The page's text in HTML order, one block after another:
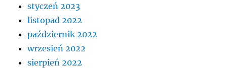
styczeń 2023
listopad 2022
październik 2022
wrzesień 2022
sierpień 2022